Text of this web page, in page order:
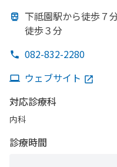
下祗園駅から徒歩７分
徒歩３分
082-832-2280
ウェブサイト
対応診療科
内科
診療時間